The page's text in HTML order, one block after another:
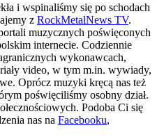
i wspinaliśmy się po schodach
z RockMetalNews TV.
muzycznych poświęconych
internecie. Codziennie
wykonawcach,
video, w tym m.in. wywiady,
Oprócz muzyki kręcą nas też
poświęciliśmy osobny dział.
Podoba Ci się
nas na Facebooku,